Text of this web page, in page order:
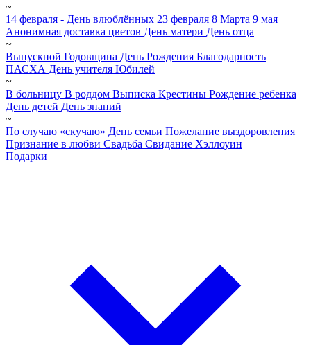
~
14 февраля - День влюблённых 23 февраля 8 Марта 9 мая
Анонимная доставка цветов День матери День отца
~
Выпускной Годовщина День Рождения Благодарность
ПАСХА День учителя Юбилей
~
В больницу В роддом Выписка Крестины Рождение ребенка
День детей День знаний
~
По случаю «скучаю» День семьи Пожелание выздоровления
Признание в любви Свадьба Свидание Хэллоуин
Подарки